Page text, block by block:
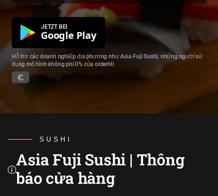
JETZT BEI
Google Play
Hỗ trợ các doanh nghiệp địa phương như Asia Fuji Sushi, những người sử
dụng mô hình không phí 0% của orderHi
SUSHI
Asia Fuji Sushi | Thông
báo cửa hàng